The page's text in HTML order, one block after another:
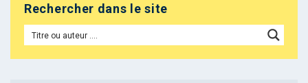
Rechercher dans le site